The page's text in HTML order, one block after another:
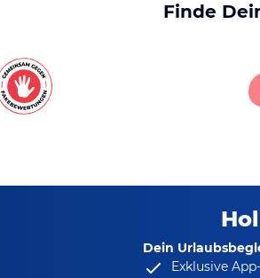
Finde
Dein
Exklusive